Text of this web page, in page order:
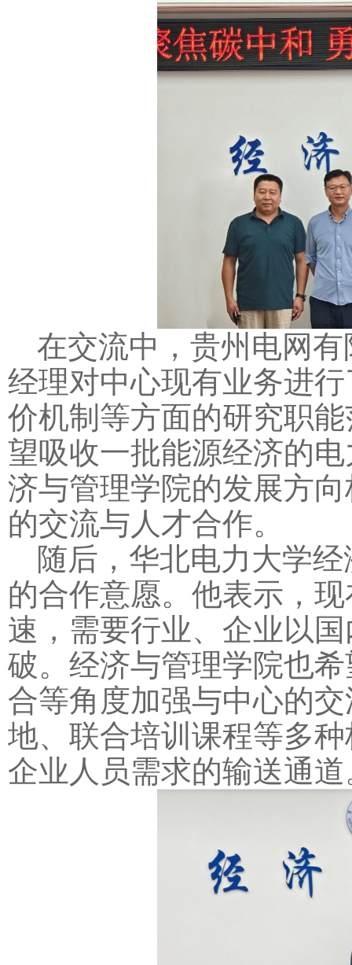
在交流中，贵州电网
经理对中心现有业务进
价机制等方面的研究职
望吸收一批能源经济的
济与管理学院的发展方
的交流与人才合作。
随后，华北电力大学
的合作意愿。他表示，
速，需要行业、企业以
破。经济与管理学院也
合等角度加强与中心的
地、联合培训课程等多
企业人员需求的输送通道